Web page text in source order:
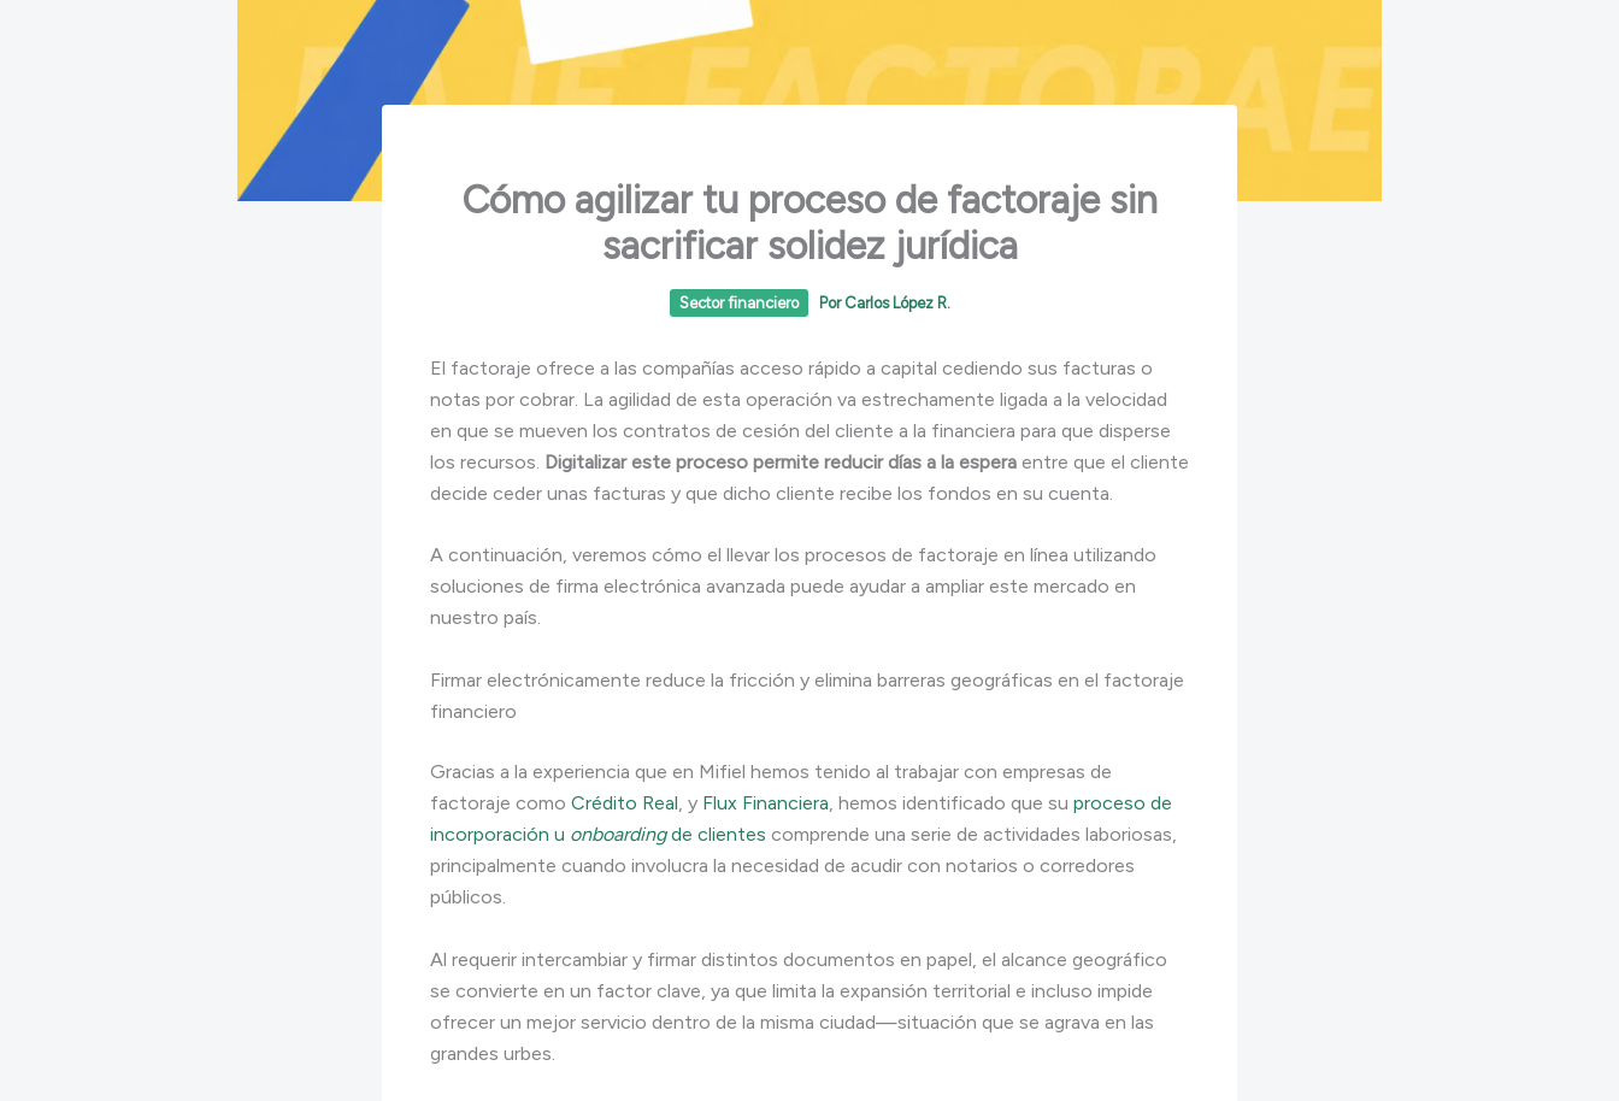
Cómo agilizar tu proceso de factoraje sin
sacrificar solidez jurídica
Sector financiero Por Carlos López R.
El factoraje ofrece a las compañías acceso rápido a capital cediendo sus facturas o
notas por cobrar. La agilidad de esta operación va estrechamente ligada a la velocidad
en que se mueven los contratos de cesión del cliente a la financiera para que disperse
los recursos. Digitalizar este proceso permite reducir días a la espera entre que el cliente
decide ceder unas facturas y que dicho cliente recibe los fondos en su cuenta.
A continuación, veremos cómo el llevar los procesos de factoraje en línea utilizando
soluciones de firma electrónica avanzada puede ayudar a ampliar este mercado en
nuestro país.
Firmar electrónicamente reduce la fricción y elimina barreras geográficas en el factoraje
financiero
Gracias a la experiencia que en Mifiel hemos tenido al trabajar con empresas de
factoraje como Crédito Real, y Flux Financiera, hemos identificado que su proceso de
incorporación u onboardingde clientes comprende una serie de actividades laboriosas,
principalmente cuando involucra la necesidad de acudir con notarios o corredores
públicos.
Al requerir intercambiar y firmar distintos documentos en papel, el alcance geográfico
se convierte en un factor clave, ya que limita la expansión territorial e incluso impide
ofrecer un mejor servicio dentro de la misma ciudad—situación que se agrava en las
grandes urbes.